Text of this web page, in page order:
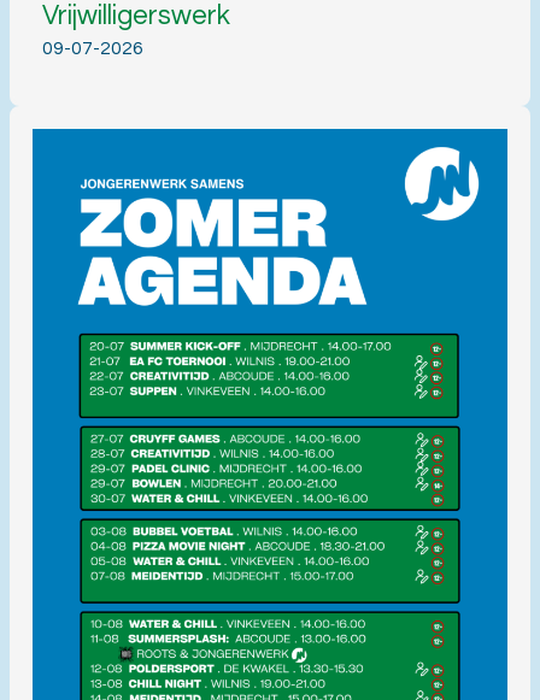
Vrijwilligerswerk
09-07-2026